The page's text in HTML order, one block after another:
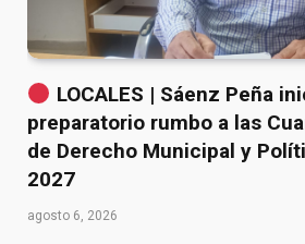
LOCALES | Sáenz Peña
preparatorio rumbo a las
de Derecho Municipal y
2027
agosto 6, 2026